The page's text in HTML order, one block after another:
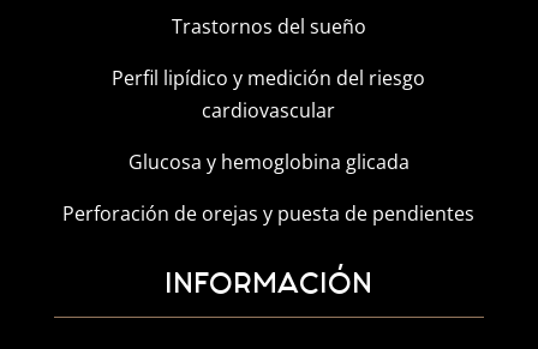
Trastornos del sueño
Perfil lipídico y medición del riesgo
cardiovascular
Glucosa y hemoglobina glicada
Perforación de orejas y puesta de pendientes
INFORMACIÓN